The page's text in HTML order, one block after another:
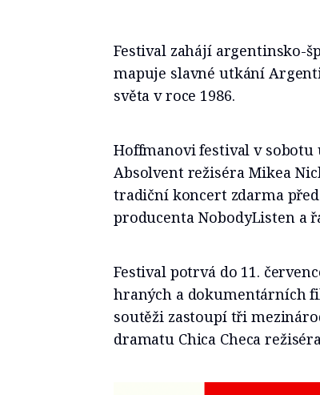
Festival zahájí argentinsko-
mapuje slavné utkání
světa v roce 1986.
Hoffmanovi festival v
Absolvent režiséra Mikea
tradiční koncert zdarma
producenta NobodyListen a
Festival potrvá do 11.
hraných a dokumentárních
soutěži zastoupí tři
dramatu Chica Checa